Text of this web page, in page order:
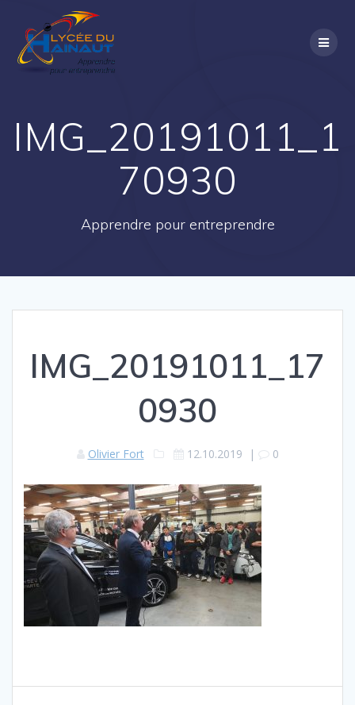
IMG_20191011_1
70930
Apprendre pour entreprendre
IMG_20191011_17
0930
Olivier Fort 12.10.2019 | 0